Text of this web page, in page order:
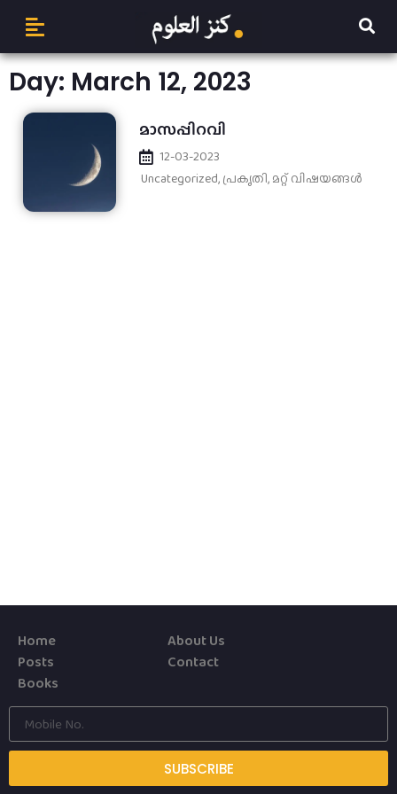
Day: March 12, 2023
മാസപ്പിറവി
12-03-2023
Uncategorized, പ്രകൃതി, മറ്റ് വിഷയങ്ങള്‍
Home
Posts
Books
About Us
Contact
SUBSCRIBE